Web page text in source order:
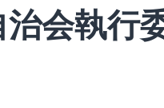
会執行